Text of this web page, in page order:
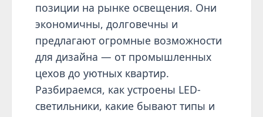
позиции на рынке освещения. Они
экономичны, долговечны и
предлагают огромные возможности
для дизайна — от промышленных
цехов до уютных квартир.
Разбираемся, как устроены LED-
светильники, какие бывают типы и